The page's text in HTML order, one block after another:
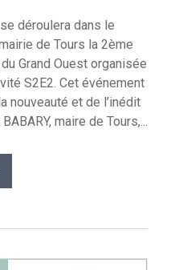
déroulera dans le
de Tours la 2ème
Grand Ouest organisée
S2E2. Cet événement
nouveauté et de l’inédit
maire de Tours,...